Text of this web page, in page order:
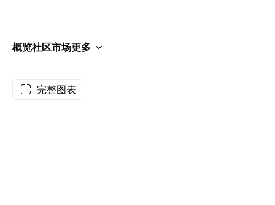
概览社区市场更多
完整图表